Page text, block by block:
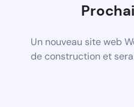
Un nouveau site web
de construction et